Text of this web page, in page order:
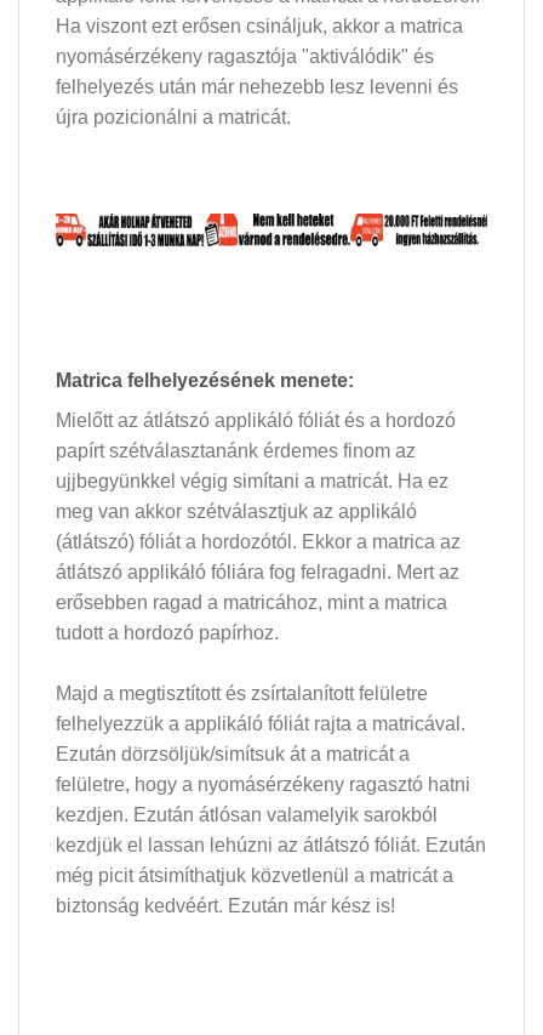
Ha viszont ezt erősen csináljuk, akkor a matrica
nyomásérzékeny ragasztója "aktiválódik" és
felhelyezés után már nehezebb lesz levenni és
újra pozicionálni a matricát.
Matrica felhelyezésének menete:
Mielőtt az átlátszó applikáló fóliát és a hordozó
papírt szétválasztanánk érdemes finom az
ujjbegyünkkel végig simítani a matricát. Ha ez
meg van akkor szétválasztjuk az applikáló
(átlátszó) fóliát a hordozótól. Ekkor a matrica az
átlátszó applikáló fóliára fog felragadni. Mert az
erősebben ragad a matricához, mint a matrica
tudott a hordozó papírhoz.
Majd a megtisztított és zsírtalanított felületre
felhelyezzük a applikáló fóliát rajta a matricával.
Ezután dörzsöljük/simítsuk át a matricát a
felületre, hogy a nyomásérzékeny ragasztó hatni
kezdjen. Ezután átlósan valamelyik sarokból
kezdjük el lassan lehúzni az átlátszó fóliát. Ezután
még picit átsimíthatjuk közvetlenül a matricát a
biztonság kedvéért. Ezután már kész is!